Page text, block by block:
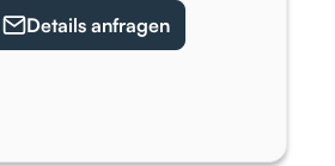
Details anfragen